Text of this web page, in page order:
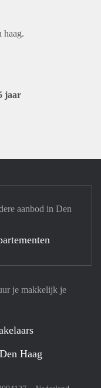
haag.
jaar
je makkelijk je
Haag
aanbod in Den